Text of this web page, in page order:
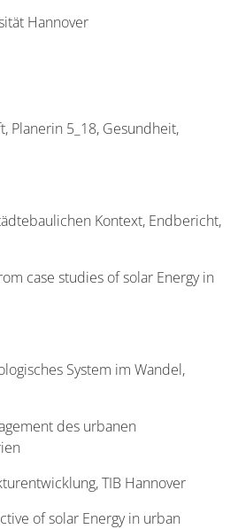
Hannover
Planerin 5_18, Gesundheit,
Kontext, Endbericht,
case studies of solar Energy in
System im Wandel,
des urbanen
TIB Hannover
of solar Energy in urban